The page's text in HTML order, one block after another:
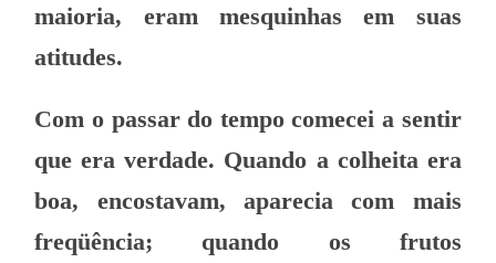
maioria, eram mesquinhas em suas
atitudes.
Com o passar do tempo comecei a sentir
que era verdade. Quando a colheita era
boa, encostavam, aparecia com mais
freqüência; quando os frutos